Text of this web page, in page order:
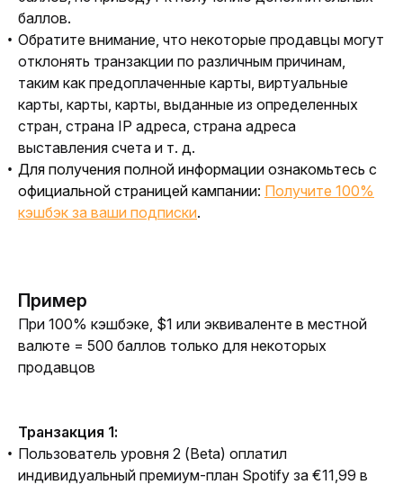
баллов.
Обратите внимание, что некоторые продавцы могут
отклонять транзакции по различным причинам,
таким как предоплаченные карты, виртуальные
карты, карты, карты, выданные из определенных
стран, страна IP адреса, страна адреса
выставления счета и т. д.
Для получения полной информации ознакомьтесь с
официальной страницей кампании: Получите 100%
кэшбэк за ваши подписки.
Пример
При 100% кэшбэке, $1 или эквиваленте в местной
валюте = 500 баллов только для некоторых
продавцов
Транзакция 1:
Пользователь уровня 2 (Beta) оплатил
индивидуальный премиум-план Spotify за €11,99 в